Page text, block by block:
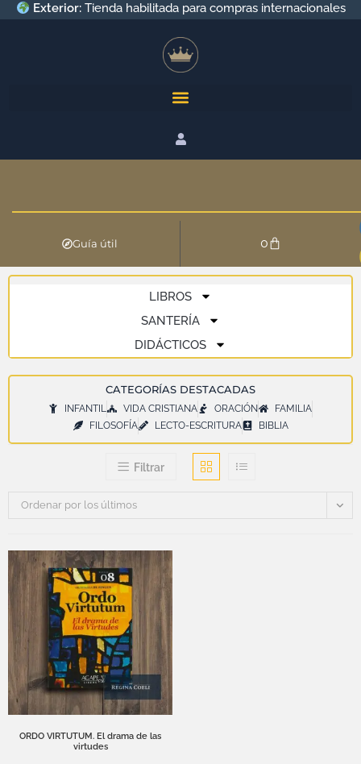
Exterior:Tienda habilitada para compras internacionales
Guía útil 0
LIBROS
SANTERÍA
DIDÁCTICOS
CATEGORÍAS DESTACADAS
INFANTIL VIDA CRISTIANA ORACIÓN
FAMILIA
FILOSOFÍA
LECTO-ESCRITURA BIBLIA
Filtrar
Ordenar por los últimos
ORDO VIRTUTUM. El drama de las
virtudes